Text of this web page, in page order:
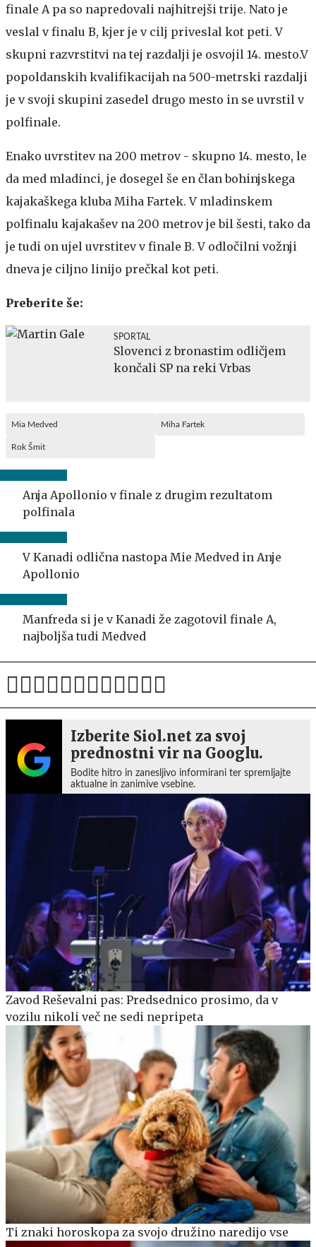
finale A pa so napredovali najhitrejši trije. Nato je
veslal v finalu B, kjer je v cilj priveslal kot peti. V
skupni razvrstitvi na tej razdalji je osvojil 14. mesto.V
popoldanskih kvalifikacijah na 500-metrski razdalji
je v svoji skupini zasedel drugo mesto in se uvrstil v
polfinale.
Enako uvrstitev na 200 metrov - skupno 14. mesto, le
da med mladinci, je dosegel še en član bohinjskega
kajakaškega kluba Miha Fartek. V mladinskem
polfinalu kajakašev na 200 metrov je bil šesti, tako da
je tudi on ujel uvrstitev v finale B. V odločilni vožnji
dneva je ciljno linijo prečkal kot peti.
Preberite še:
SPORTAL
Slovenci z bronastim odličjem
končali SP na reki Vrbas
Mia Medved Miha Fartek
Rok Šmit
Anja Apollonio v finale z drugim rezultatom
polfinala
V Kanadi odlična nastopa Mie Medved in Anje
Apollonio
Manfreda si je v Kanadi že zagotovil finale A,
najboljša tudi Medved
Izberite Siol.net za svoj
prednostni vir na Googlu.
Bodite hitro in zanesljivo informirani ter spremljajte
aktualne in zanimive vsebine.
Zavod Reševalni pas: Predsednico prosimo, da v
vozilu nikoli več ne sedi nepripeta
Ti znaki horoskopa za svojo družino naredijo vse